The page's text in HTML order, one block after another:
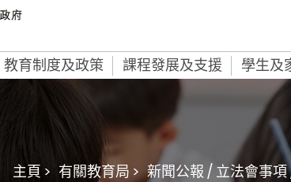
教育制度及政策 課程發展及支援 學生及
主頁 > 有關教育局 > 新聞公報 / 立法會事項